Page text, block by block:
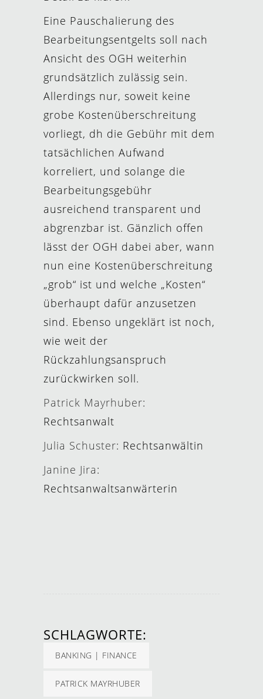
Eine Pauschalierung des
Bearbeitungsentgelts soll nach
Ansicht des OGH weiterhin
grundsätzlich zulässig sein.
Allerdings nur, soweit keine
grobe Kostenüberschreitung
vorliegt, dh die Gebühr mit dem
tatsächlichen Aufwand
korreliert, und solange die
Bearbeitungsgebühr
ausreichend transparent und
abgrenzbar ist. Gänzlich offen
lässt der OGH dabei aber, wann
nun eine Kostenüberschreitung
„grob“ ist und welche „Kosten“
überhaupt dafür anzusetzen
sind. Ebenso ungeklärt ist noch,
wie weit der
Rückzahlungsanspruch
zurückwirken soll.
Patrick Mayrhuber:
Rechtsanwalt
Julia Schuster: Rechtsanwältin
Janine Jira:
Rechtsanwaltsanwärterin
SCHLAGWORTE:
BANKING | FINANCE
PATRICK MAYRHUBER